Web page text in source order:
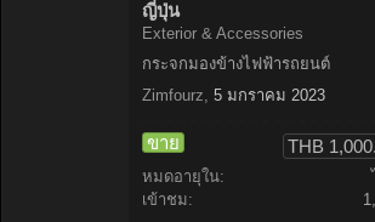
ญี่ปุ่น
Exterior & Accessories
กระจกมองข้างไฟฟ้ารถยนต์
Zimfourz 5 มกราคม 2023
ขาย THB
หมดอายุใน:
เข้าชม: